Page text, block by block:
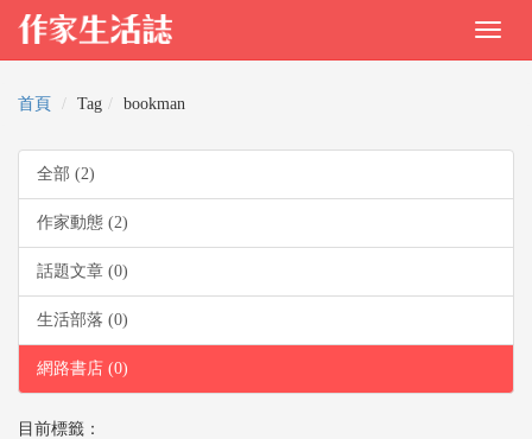
首頁 Tag bookman
全部 (2)
作家動態 (2)
話題文章 (0)
生活部落 (0)
網路書店 (0)
目前標籤：